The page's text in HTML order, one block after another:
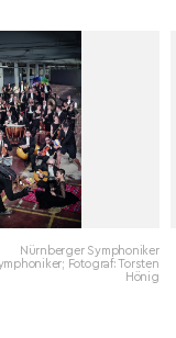
Nürnberger Symphoniker
Fotograf: Torsten
Hönig